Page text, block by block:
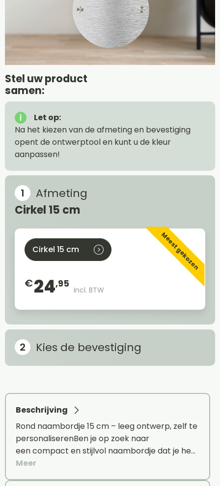
Stel uw product
samen:
Let op:
Na het kiezen van de afmeting en bevestiging
opent de ontwerptool en kunt u de kleur
aanpassen!
Afmeting
Cirkel 15 cm
Meest gekozen
Cirkel 15 cm
€24,95
Incl. BTW
Kies de bevestiging
Beschrijving
Rond naambordje 15 cm – leeg ontwerp, zelf te
personaliserenBen je op zoek naar
een compact en stijlvol naambordje dat je he…
Meer